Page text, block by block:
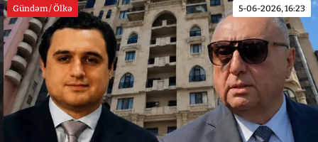
Gündəm / Ölkə 5-06-2026, 16:23